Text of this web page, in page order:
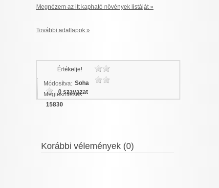
Megnézem az itt kapható növények listáját »
További adatlapok »
Értékelje!
0 szavazat
Módosítva: Soha
Megtekintések:
15830
Korábbi vélemények (0)